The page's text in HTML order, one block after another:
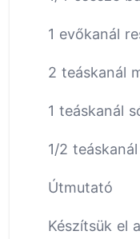
1 evőkanál
2 teáskanál
1 teáskanál
1/2
Útmutató
Készítsük el